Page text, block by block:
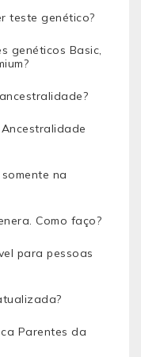
teste genético?
genéticos Basic,
na
Como faço?
para pessoas
Parentes da